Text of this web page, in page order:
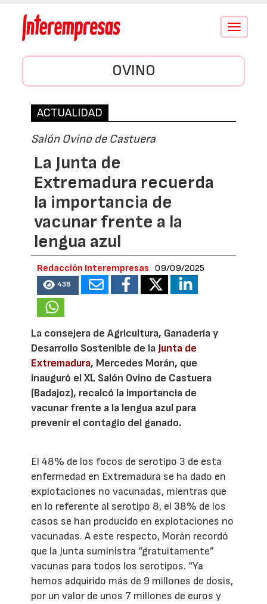
Conmutar
OVINO
ACTUALIDAD
Salón Ovino de Castuera
La Junta de
Extremadura recuerda
la importancia de
vacunar frente a la
lengua azul
Redacción Interempresas 09/09/2025
438
La consejera de Agricultura, Ganadería y
Desarrollo Sostenible de laJunta de
Extremadura, Mercedes Morán, que
inauguró el XL Salón Ovino de Castuera
(Badajoz), recalcó la importancia de
vacunar frente a la lengua azul para
prevenir el contagio del ganado.
El 48% de los focos de serotipo 3 de esta
enfermedad en Extremadura se ha dado en
explotaciones no vacunadas, mientras que
en lo referente al serotipo 8, el 38% de los
casos se han producido en explotaciones no
vacunadas. A este respecto, Morán recordó
que la Junta suministra “gratuitamente”
vacunas para todos los serotipos. “Ya
hemos adquirido más de 9 millones de dosis,
por un valor de unos 7 millones de euros y